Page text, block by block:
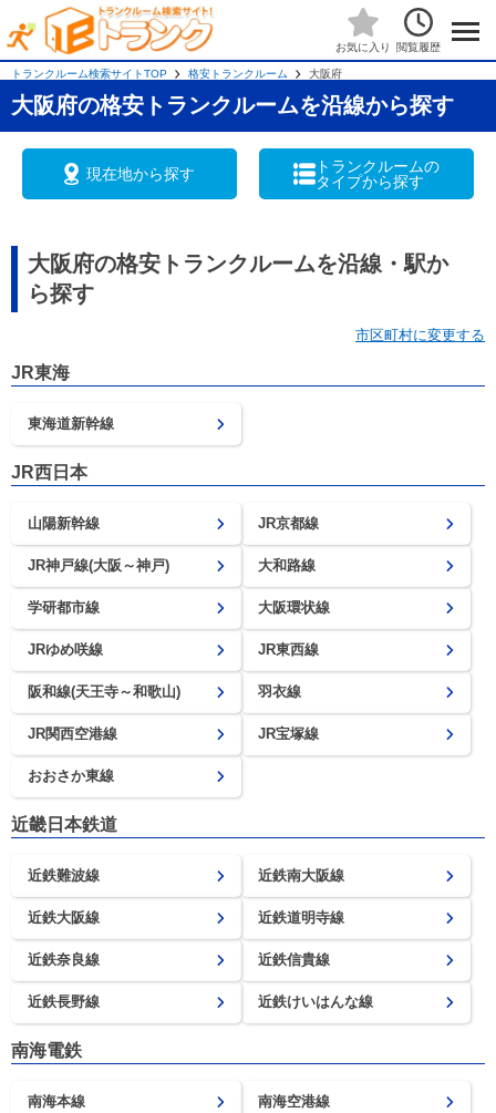
お気に入り 閲覧履歴
トランクルーム検索サイトTOP 格安トランクルーム 大阪府
大阪府の格安トランクルームを沿線から探す
現在地から探す
トランクルームの
タイプから探す
大阪府の格安トランクルームを沿線・駅か
ら探す
市区町村に変更する
JR東海
東海道新幹線
JR西日本
山陽新幹線 JR京都線
JR神戸線(大阪～神戸) 大和路線
学研都市線 大阪環状線
JRゆめ咲線 JR東西線
阪和線(天王寺～和歌山) 羽衣線
JR関西空港線 JR宝塚線
おおさか東線
近畿日本鉄道
近鉄難波線 近鉄南大阪線
近鉄大阪線 近鉄道明寺線
近鉄奈良線 近鉄信貴線
近鉄長野線 近鉄けいはんな線
南海電鉄
南海本線 南海空港線